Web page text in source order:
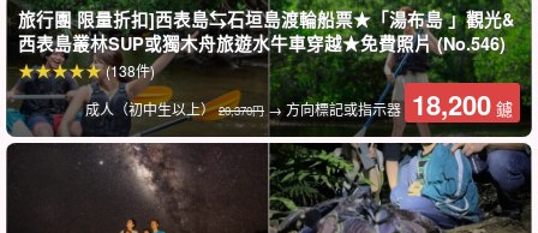
旅行團 限量折扣]西表島⇆石垣島渡輪船票★「湯布島 」觀光&
西表島叢林SUP或獨木舟旅遊水牛車穿越★免費照片 (No.546)
成人（初中生以上）20,370円 → 方向標記或指示器 18,200 鑢
(138件)